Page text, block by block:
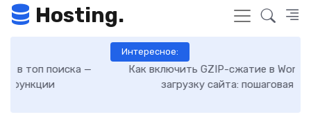
Hosting.
Интересное:
Как включить GZIP-сжатие в WordPress и ускорить
загрузку сайта: пошаговая инструкция